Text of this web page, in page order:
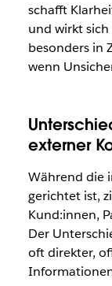
schafft
und wirkt
besonders in
wenn
externer
Während die
gerichtet ist,
Kund:innen,
Der
oft direkter,